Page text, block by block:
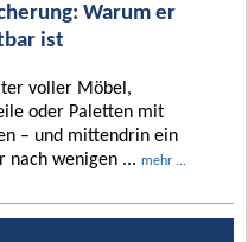
Warum er
ist
voller Möbel,
oder Paletten mit
– und mittendrin ein
nach wenigen ... mehr ...